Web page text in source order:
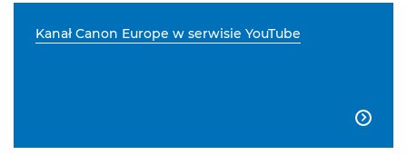
Kanał Canon Europe w serwisie YouTube
